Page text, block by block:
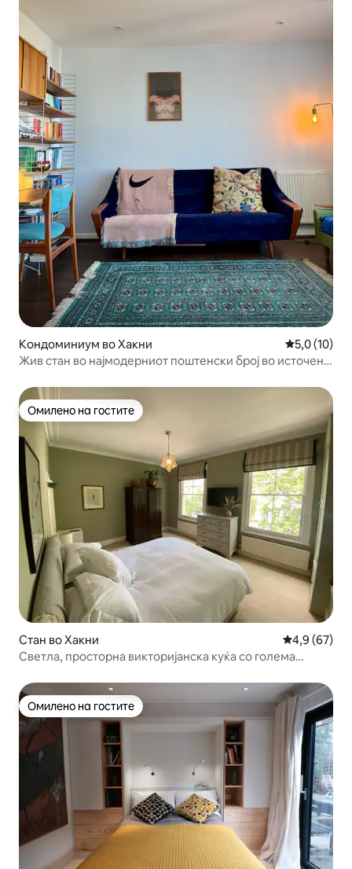
Кондоминиум во Хакни Просечна
5,0 (10)
Жив стан во најмодерниот поштенски број во источен
Омилено на гостите
Омилено на гостите
Стан во Хакни Просечна
4,9 (67)
Светла, просторна викторијанска куќа со голема
Омилено на гостите
Омилено на гостите